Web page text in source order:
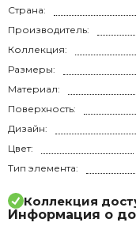
Страна:
Производитель:
Коллекция:
Размеры:
Материал:
Поверхность:
Дизайн:
Цвет:
Тип элемента:
Коллекция
Информация о